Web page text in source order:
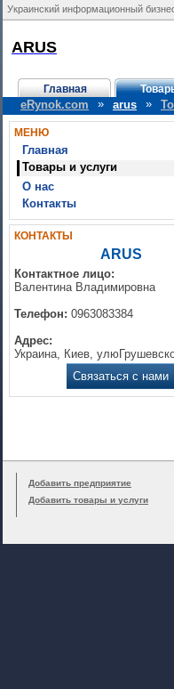
Украинский информационный
ARUS
Главная
eRynok.com » arus »
МЕНЮ
Главная
Товары и услуги
О нас
Контакты
КОНТАКТЫ
ARUS
Контактное лицо:
Валентина Владимировна
Телефон: 0963083384
Адрес:
Украина, Киев,
Связаться с нами
Добавить предприятие
Добавить товары и услуги